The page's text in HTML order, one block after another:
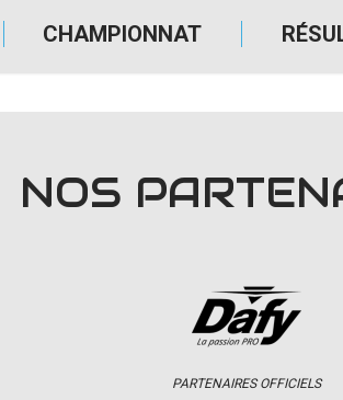
CHAMPIONNAT
NOS
PARTENAIRES OFFICIELS